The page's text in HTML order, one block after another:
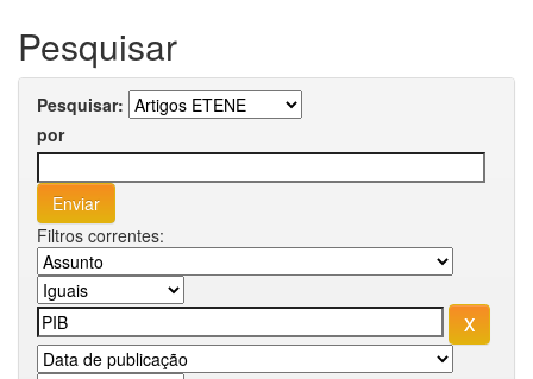
Pesquisar
Pesquisar:
por
Filtros correntes: